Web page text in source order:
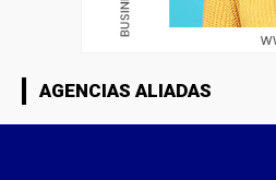
AGENCIAS ALIADAS